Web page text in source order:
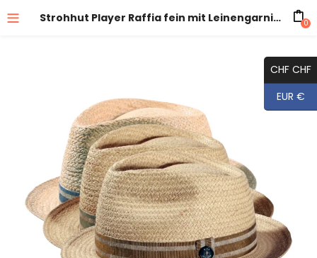
Strohhut Player Raffia fein mit Leinengarnitur 0
CHF CHF
EUR €